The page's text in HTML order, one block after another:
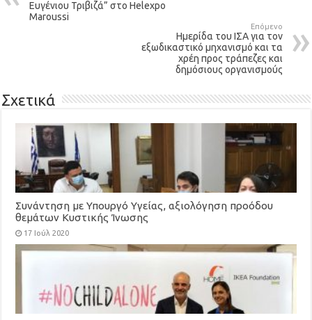
Ευγένιου Τριβιζά” στο Helexpo
Maroussi
Επόμενο
Ημερίδα του ΙΣΑ για τον
εξωδικαστικό μηχανισμό και τα
χρέη προς τράπεζες και
δημόσιους οργανισμούς
Σχετικά
Συνάντηση με Υπουργό Υγείας, αξιολόγηση προόδου
θεμάτων Κυστικής Ίνωσης
17 Ιούλ 2020